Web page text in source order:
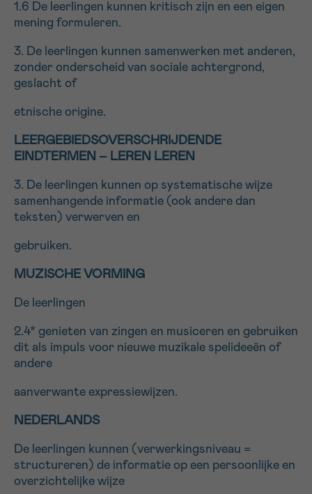
1.6 De leerlingen kunnen kritisch zijn en een eigen
mening formuleren.
3. De leerlingen kunnen samenwerken met anderen,
zonder onderscheid van sociale achtergrond,
geslacht of
etnische origine.
LEERGEBIEDSOVERSCHRIJDENDE
EINDTERMEN – LEREN LEREN
3. De leerlingen kunnen op systematische wijze
samenhangende informatie (ook andere dan
teksten) verwerven en
gebruiken.
MUZISCHE VORMING
De leerlingen
2.4* genieten van zingen en musiceren en gebruiken
dit als impuls voor nieuwe muzikale spelideeën of
andere
aanverwante expressiewijzen.
NEDERLANDS
De leerlingen kunnen (verwerkingsniveau =
structureren) de informatie op een persoonlijke en
overzichtelijke wijze
EMAIL
Ja, stuur mij de nieuwsbrief
Ik aanvaard de
gebruiksvoorwaarden
*VERPLICHT VELD
Sturen